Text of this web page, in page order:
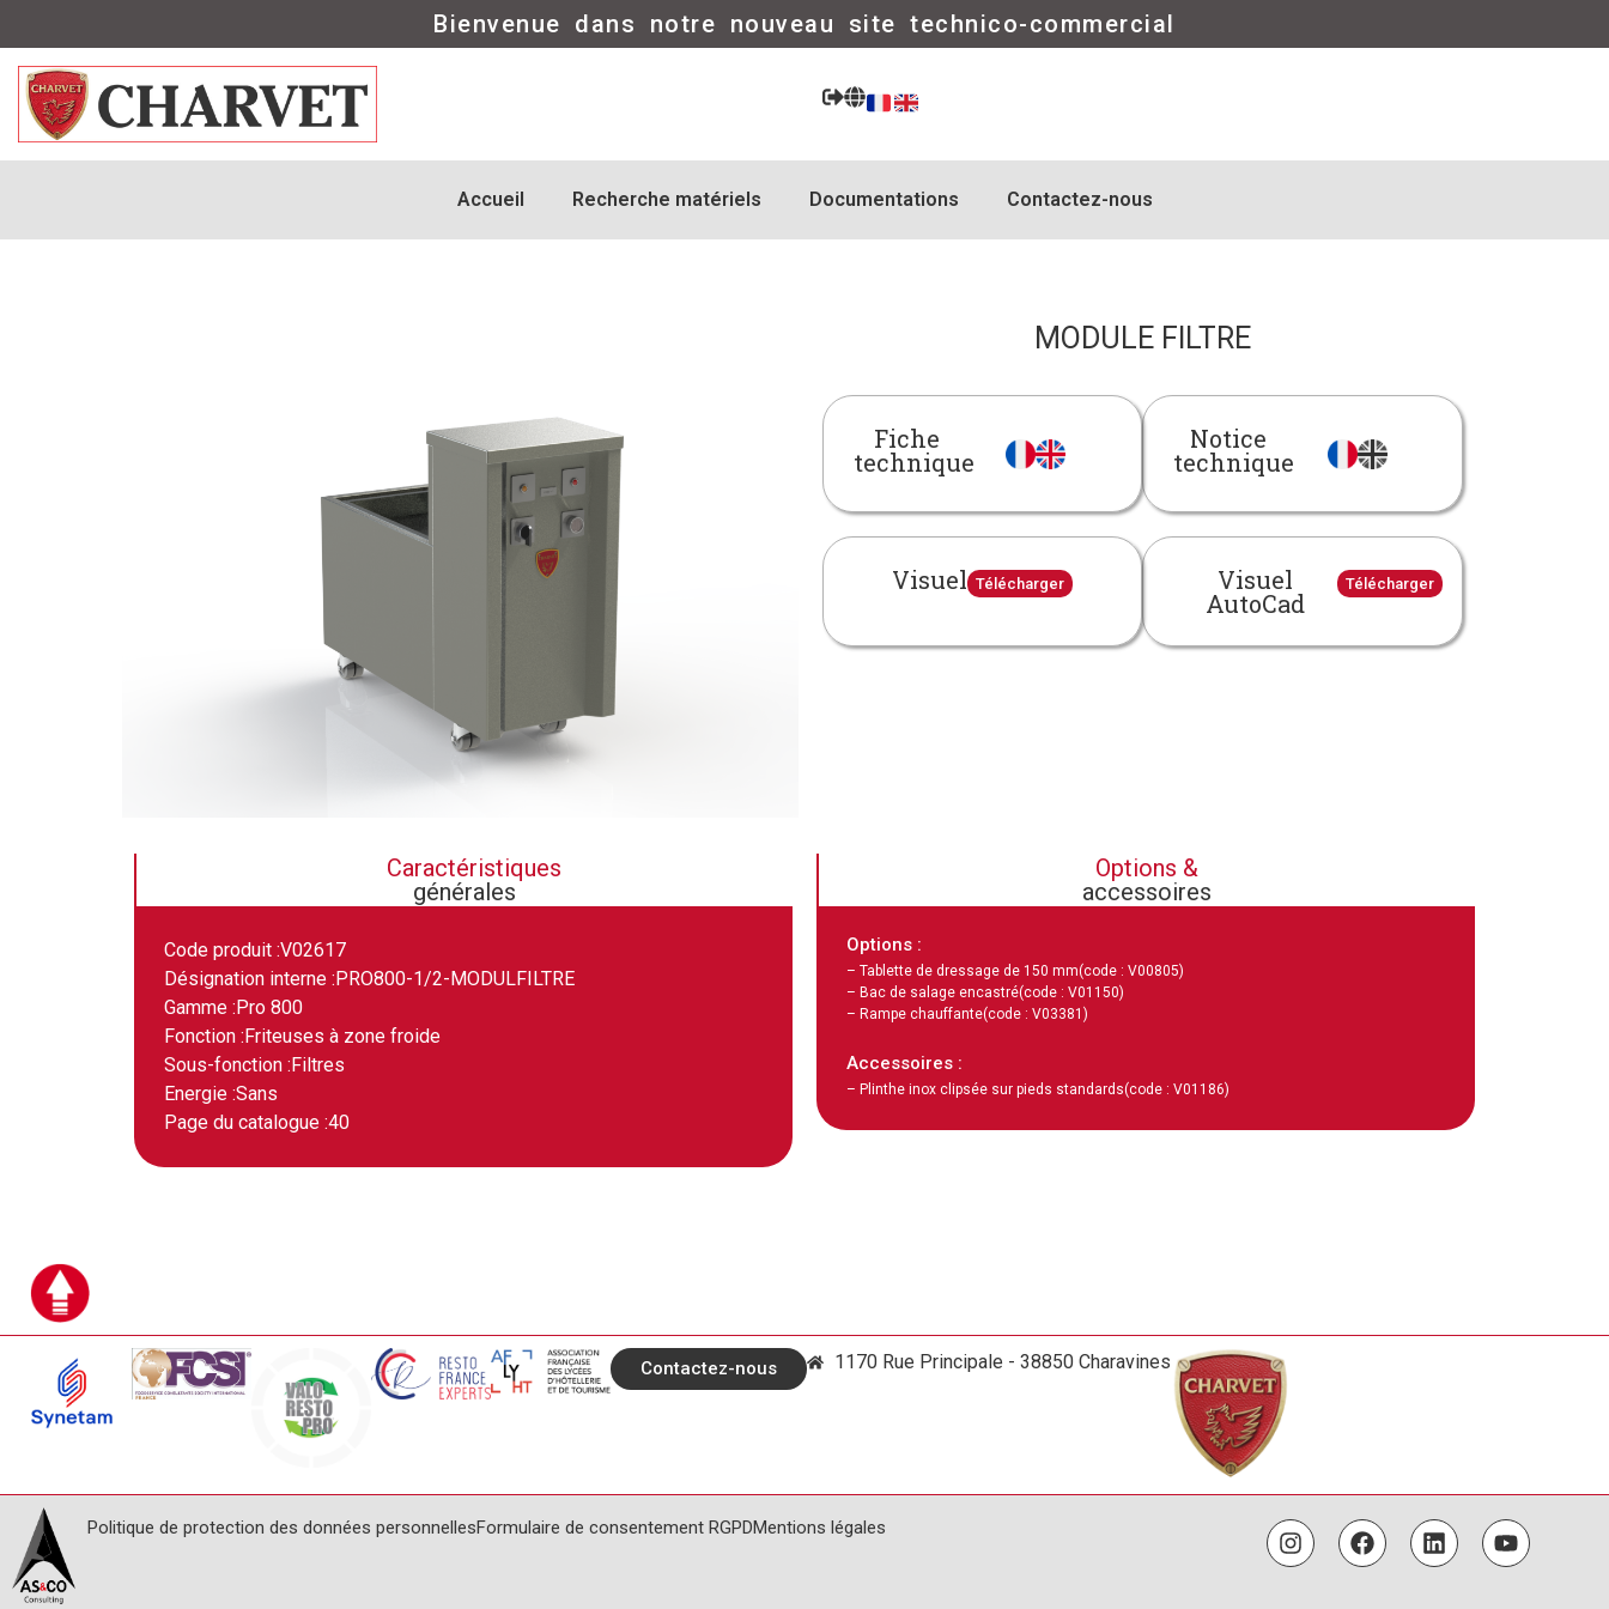
Bienvenue dans notre nouveau site technico-commercial
Accueil Recherche matériels Documentations Contactez-nous
MODULE FILTRE
Fiche
technique
Notice
technique
Visuel Télécharger Visuel
AutoCad
Télécharger
Caractéristiques
générales
Code produit :V02617
Désignation interne : PRO800-1/2-MODULFILTRE
Gamme : Pro 800
Fonction : Friteuses à zone froide
Sous-fonction : Filtres
Energie :Sans
Page du catalogue :40
Options &
accessoires
Options :
– Tablette de dressage de 150 mm(code : V00805)
– Bac de salage encastré(code : V01150)
– Rampe chauffante(code : V03381)
Accessoires :
– Plinthe inox clipsée sur pieds standards(code : V01186)
Contactez-nous 1170 Rue Principale - 38850 Charavines
Politique de protection des données personnellesFormulaire de consentement RGPDMentions légales